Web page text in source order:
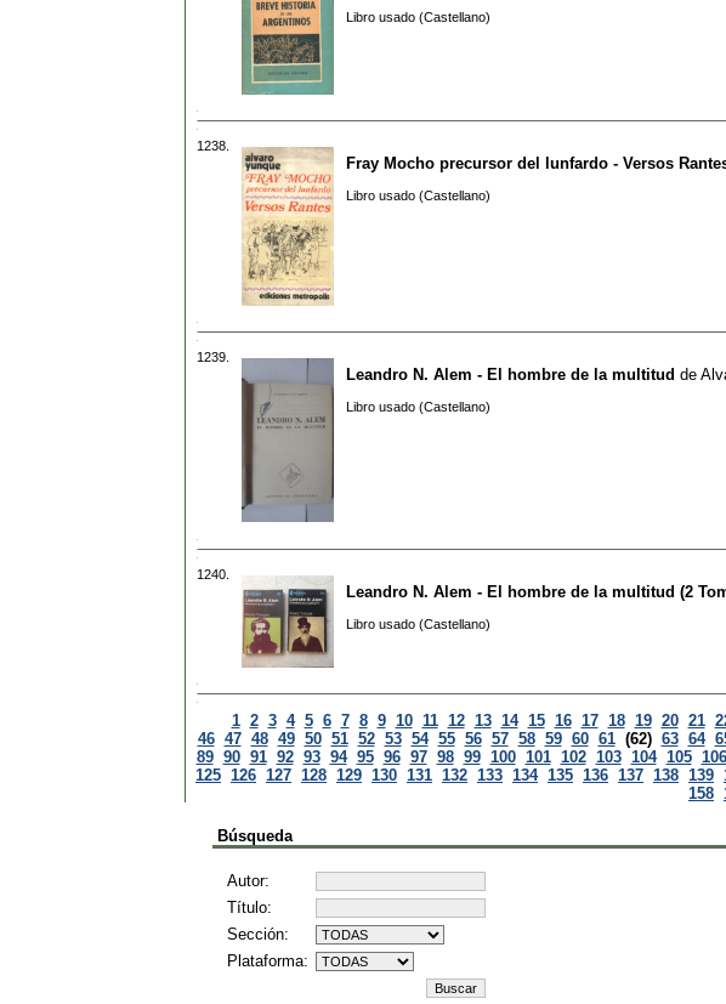
Libro usado (Castellano)
1238.
Fray Mocho precursor del lunfardo - Versos
Libro usado (Castellano)
1239.
Leandro N. Alem - El hombre de la multitud de
Libro usado (Castellano)
1240.
Leandro N. Alem - El hombre de la multitud (2
Libro usado (Castellano)
1 2 3 4 5 6 7 8 9 10 11 12 13 14 15 16 17 18 19 20 21
46 47 48 49 50 51 52 53 54 55 56 57 58 59 60 61 (62) 63 64
89 90 91 92 93 94 95 96 97 98 99 100 101 102 103 104 105 106
125 126 127 128 129 130 131 132 133 134 135 136 137 138 139
158
Búsqueda
Autor:
Título:
Sección:
Plataforma: